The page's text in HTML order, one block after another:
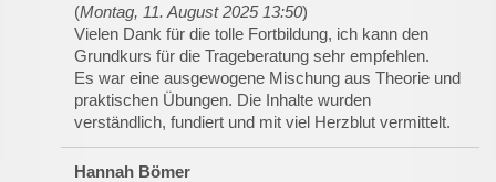
(Montag, 11. August 2025 13:50)
Vielen Dank für die tolle Fortbildung, ich kann den
Grundkurs für die Trageberatung sehr empfehlen.
Es war eine ausgewogene Mischung aus Theorie und
praktischen Übungen. Die Inhalte wurden
verständlich, fundiert und mit viel Herzblut vermittelt.
Hannah Bömer